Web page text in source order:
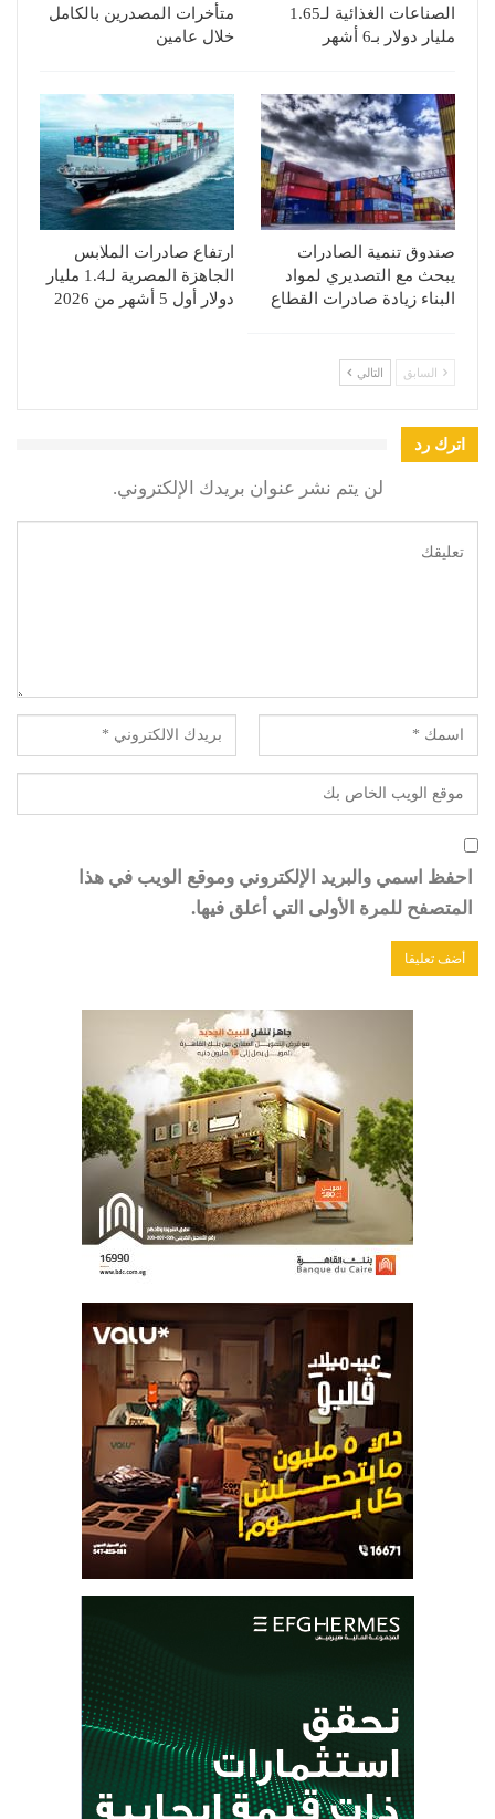
الصناعات الغذائية لـ1.65
مليار دولار بـ6 أشهر
متأخرات المصدرين بالكامل
خلال عامين
صندوق تنمية الصادرات
يبحث مع التصديري لمواد
البناء زيادة صادرات القطاع
ارتفاع صادرات الملابس
الجاهزة المصرية لـ1.4 مليار
دولار أول 5 أشهر من 2026
السابق التالي
اترك رد
لن يتم نشر عنوان بريدك الإلكتروني.
احفظ اسمي والبريد الإلكتروني وموقع الويب في هذا
المتصفح للمرة الأولى التي أعلق فيها.